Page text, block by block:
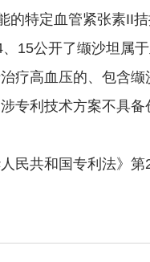
的特定血管紧张素II
15公开了缬沙坦属
疗高血压的、包含
专利技术方案不具备
共和国专利法》第